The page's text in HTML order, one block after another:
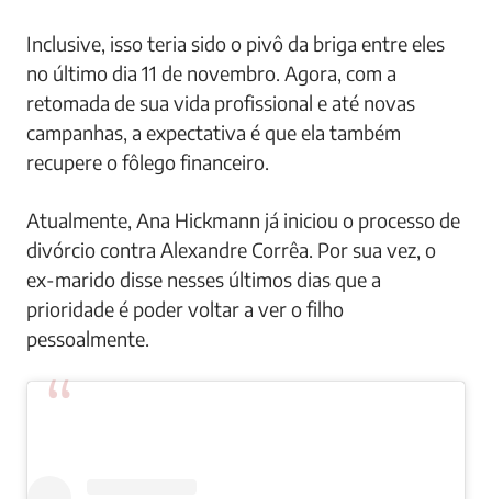
Inclusive, isso teria sido o pivô da briga entre eles
no último dia 11 de novembro. Agora, com a
retomada de sua vida profissional e até novas
campanhas, a expectativa é que ela também
recupere o fôlego financeiro.
Atualmente, Ana Hickmann já iniciou o processo de
divórcio contra Alexandre Corrêa. Por sua vez, o
ex-marido disse nesses últimos dias que a
prioridade é poder voltar a ver o filho
pessoalmente.